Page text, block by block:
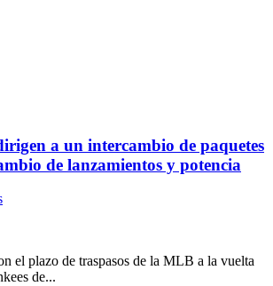
a un intercambio de paquetes
de lanzamientos y potencia
el plazo de traspasos de la MLB a la vuelta
de...